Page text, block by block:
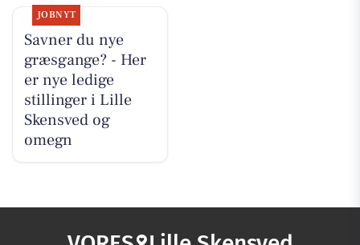
JOBNYT
Savner du nye
græsgange? - Her
er nye ledige
stillinger i Lille
Skensved og
omegn